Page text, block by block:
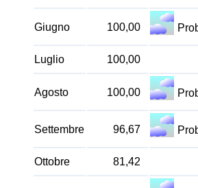
Giugno 100,00
Luglio 100,00
Agosto 100,00
Settembre 96,67
Ottobre 81,42